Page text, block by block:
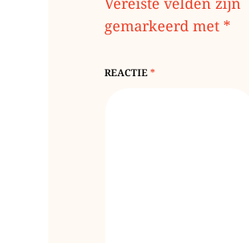
gemarkeerd met *
REACTIE*